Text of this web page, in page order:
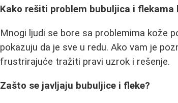
Kako rešiti problem bubuljica i flekama
Mnogi ljudi se bore sa problemima kože
pokazuju da je sve u redu. Ako vam je
frustrirajuće tražiti pravi uzrok i rešenje.
Zašto se javljaju bubuljice i fleke?